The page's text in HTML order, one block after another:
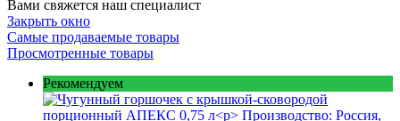
Вами свяжется наш специалист
Закрыть окно
Самые продаваемые товары
Просмотренные товары
Рекомендуем